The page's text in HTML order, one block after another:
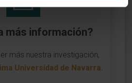
más información?
más nuestra investigación,
Universidad de Navarra.